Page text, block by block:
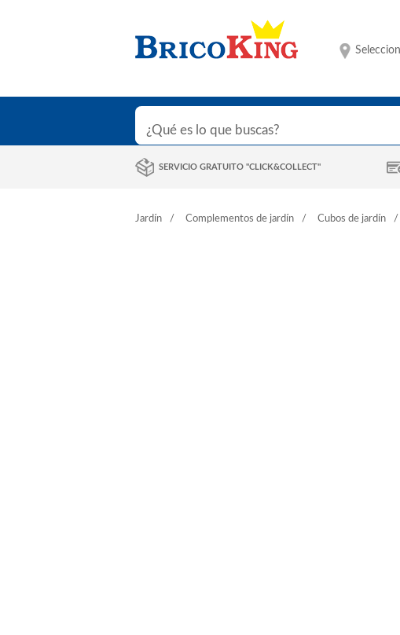
SERVICIO GRATUITO "CLICK&COLLECT"
Jardín Complementos de jardín Cubos de jardín